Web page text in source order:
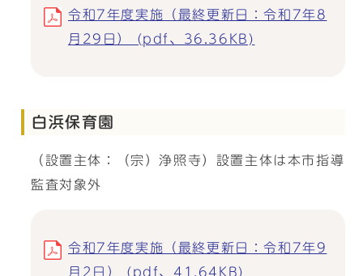
令和7年度実施（最終更新日：令和7年8
月29日） (pdf、36.36KB)
白浜保育園
（設置主体：（宗）浄照寺）設置主体は本市指導
監査対象外
令和7年度実施（最終更新日：令和7年9
月2日） (pdf、41.64KB)